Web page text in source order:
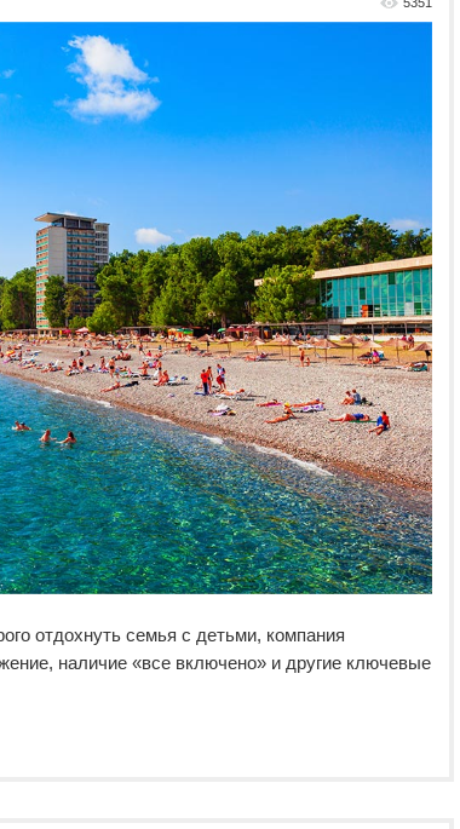
отдохнуть семья с детьми, компания
наличие «все включено» и другие ключевые